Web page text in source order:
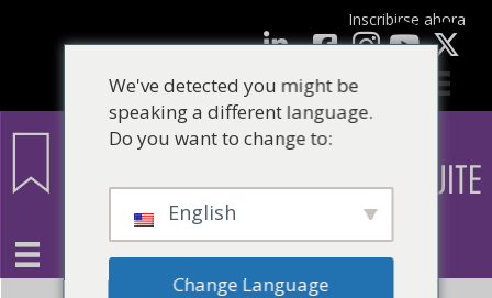
Inscribirse ahora
LinkedInFacebook Youtube
We've detected you might be
speaking a different language.
Do you want to change to:
English
Change Language